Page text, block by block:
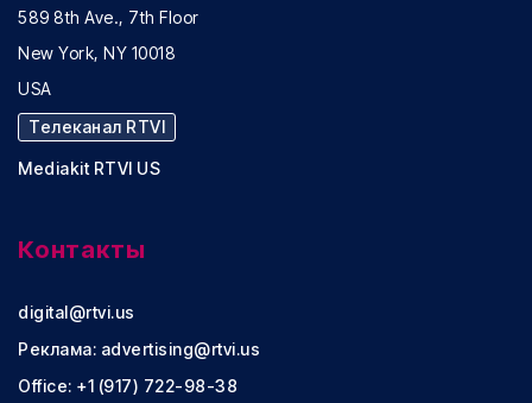
589 8th Ave., 7th Floor
New York, NY 10018
USA
Телеканал RTVI
Mediakit RTVI US
Контакты
digital@rtvi.us
Реклама: advertising@rtvi.us
Office: +1 (917) 722-98-38